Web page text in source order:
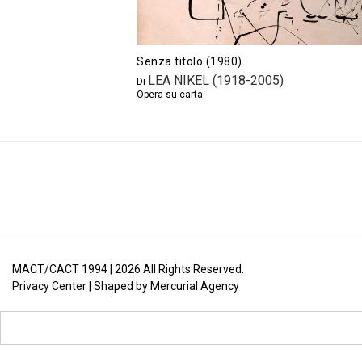
Senza titolo (1980)
Di LEA NIKEL (1918-2005)
Opera su carta
MACT/CACT 1994 | 2026 All Rights Reserved.
Privacy Center | Shaped by Mercurial Agency